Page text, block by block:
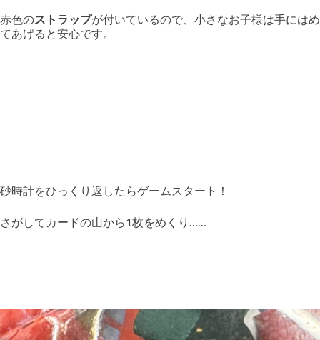
赤色のストラップが付いているので、小さなお子様は手にはめ
てあげると安心です。
砂時計をひっくり返したらゲームスタート！
さがしてカードの山から1枚をめくり……